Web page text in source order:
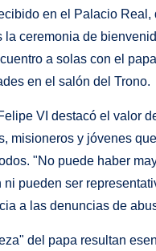
en el Palacio
ceremonia de
a solas con el
en el salón del Trono.
VI destacó el valor
misioneros y jóvenes
"No puede haber
ni pueden ser
a las denuncias de
del papa resultan